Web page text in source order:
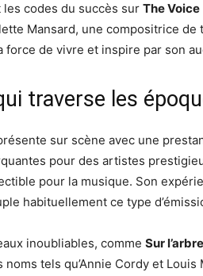
codes du succès sur The Voice
Mansard, une compositrice de
de vivre et inspire par son
traverse les
sur scène avec une
pour des artistes
pour la musique. Son
habituellement ce type
inoubliables, comme Sur
tels qu’Annie Cordy et Louis